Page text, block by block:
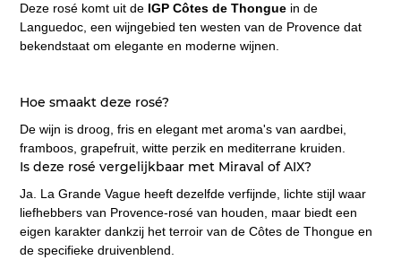
Deze rosé komt uit de IGP Côtes de Thongue in de
Languedoc, een wijngebied ten westen van de Provence dat
bekendstaat om elegante en moderne wijnen.
Hoe smaakt deze rosé?
De wijn is droog, fris en elegant met aroma's van aardbei,
framboos, grapefruit, witte perzik en mediterrane kruiden.
Is deze rosé vergelijkbaar met Miraval of AIX?
Ja. La Grande Vague heeft dezelfde verfijnde, lichte stijl waar
liefhebbers van Provence-rosé van houden, maar biedt een
eigen karakter dankzij het terroir van de Côtes de Thongue en
de specifieke druivenblend.